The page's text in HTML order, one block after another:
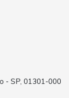
- SP, 01301-000